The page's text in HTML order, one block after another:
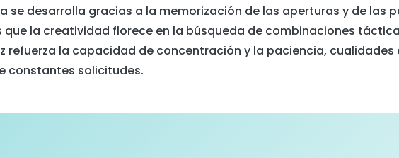
se desarrolla gracias a la memorización de las aperturas y de las
que la creatividad florece en la búsqueda de combinaciones
refuerza la capacidad de concentración y la paciencia, cualidades
constantes solicitudes.